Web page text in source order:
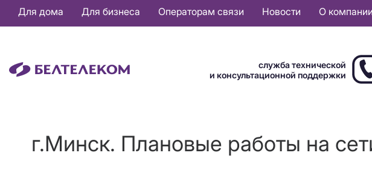
Основная
навигация
Для дома Для бизнеса Операторам связи Новости О компании
служба технической
и консультационной поддержки
г.Минск. Плановые работы на